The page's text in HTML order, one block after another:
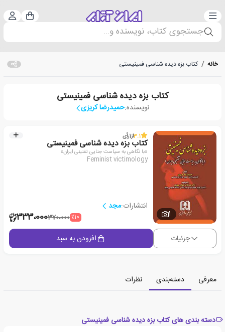
دسته‌بندی سبد
جستجوی کتاب، نویسنده و...
خانه / کتاب بزه دیده شناسی فمینیستی
کتاب بزه دیده شناسی فمینیستی
نویسنده:حمیدرضا کریزی
1
3.1از1رأی
کتاب بزه دیده شناسی فمینیستی
«با نگاهی به سیاست جنایی تقنینی ایران»
Feminist victimology
انتشارات:مجد
٪10370،000333،000
جزئیات افزودن به سبد
معرفی دسته‌بندی نظرات
دسته بندی های کتاب بزه دیده شناسی فمینیستی